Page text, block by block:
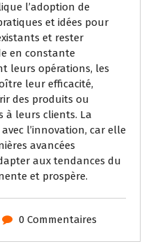
l’adoption de
et idées pour
et rester
en constante
leurs opérations, les
leur efficacité,
des produits ou
à leurs clients. La
l’innovation, car elle
avancées
aux tendances du
et prospère.
0 Commentaires